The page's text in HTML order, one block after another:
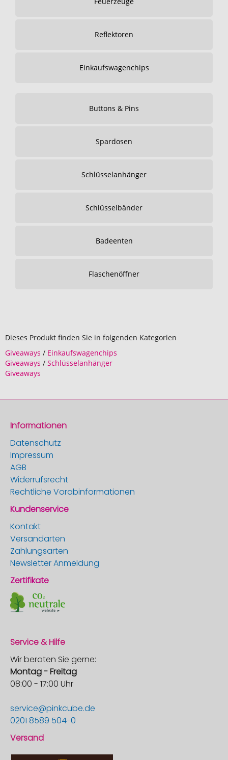
Reflektoren
Einkaufswagenchips
Buttons & Pins
Spardosen
Schlüsselanhänger
Schlüsselbänder
Badeenten
Flaschenöffner
Dieses Produkt finden Sie in folgenden Kategorien
Giveaways / Einkaufswagenchips
Giveaways / Schlüsselanhänger
Giveaways
Informationen
Datenschutz
Impressum
AGB
Widerrufsrecht
Rechtliche Vorabinformationen
Kundenservice
Kontakt
Versandarten
Zahlungsarten
Newsletter Anmeldung
Zertifikate
Service & Hilfe
Wir beraten Sie gerne:
Montag - Freitag
08:00 - 17:00 Uhr
service@pinkcube.de
0201 8589 504-0
Versand